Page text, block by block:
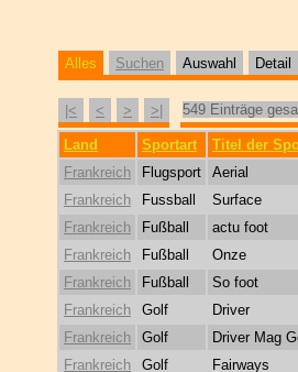
Alles Suchen Auswahl Detail
|< < > >| 549 Einträge
Land Sportart Titel der
Frankreich
Flugsport Aerial
Frankreich
Fussball Surface
Frankreich
Fußball actu foot
Frankreich
Fußball Onze
Frankreich
Fußball So foot
Frankreich
Golf Driver
Frankreich
Golf Driver Mag
Frankreich
Golf Fairways